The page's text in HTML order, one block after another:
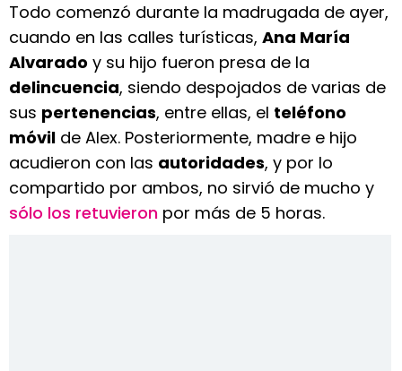
Todo comenzó durante la madrugada de ayer,
cuando en las calles turísticas, Ana María
Alvarado y su hijo fueron presa de la
delincuencia, siendo despojados de varias de
sus pertenencias, entre ellas, el teléfono
móvil de Alex. Posteriormente, madre e hijo
acudieron con las autoridades, y por lo
compartido por ambos, no sirvió de mucho y
sólo los retuvieron por más de 5 horas.